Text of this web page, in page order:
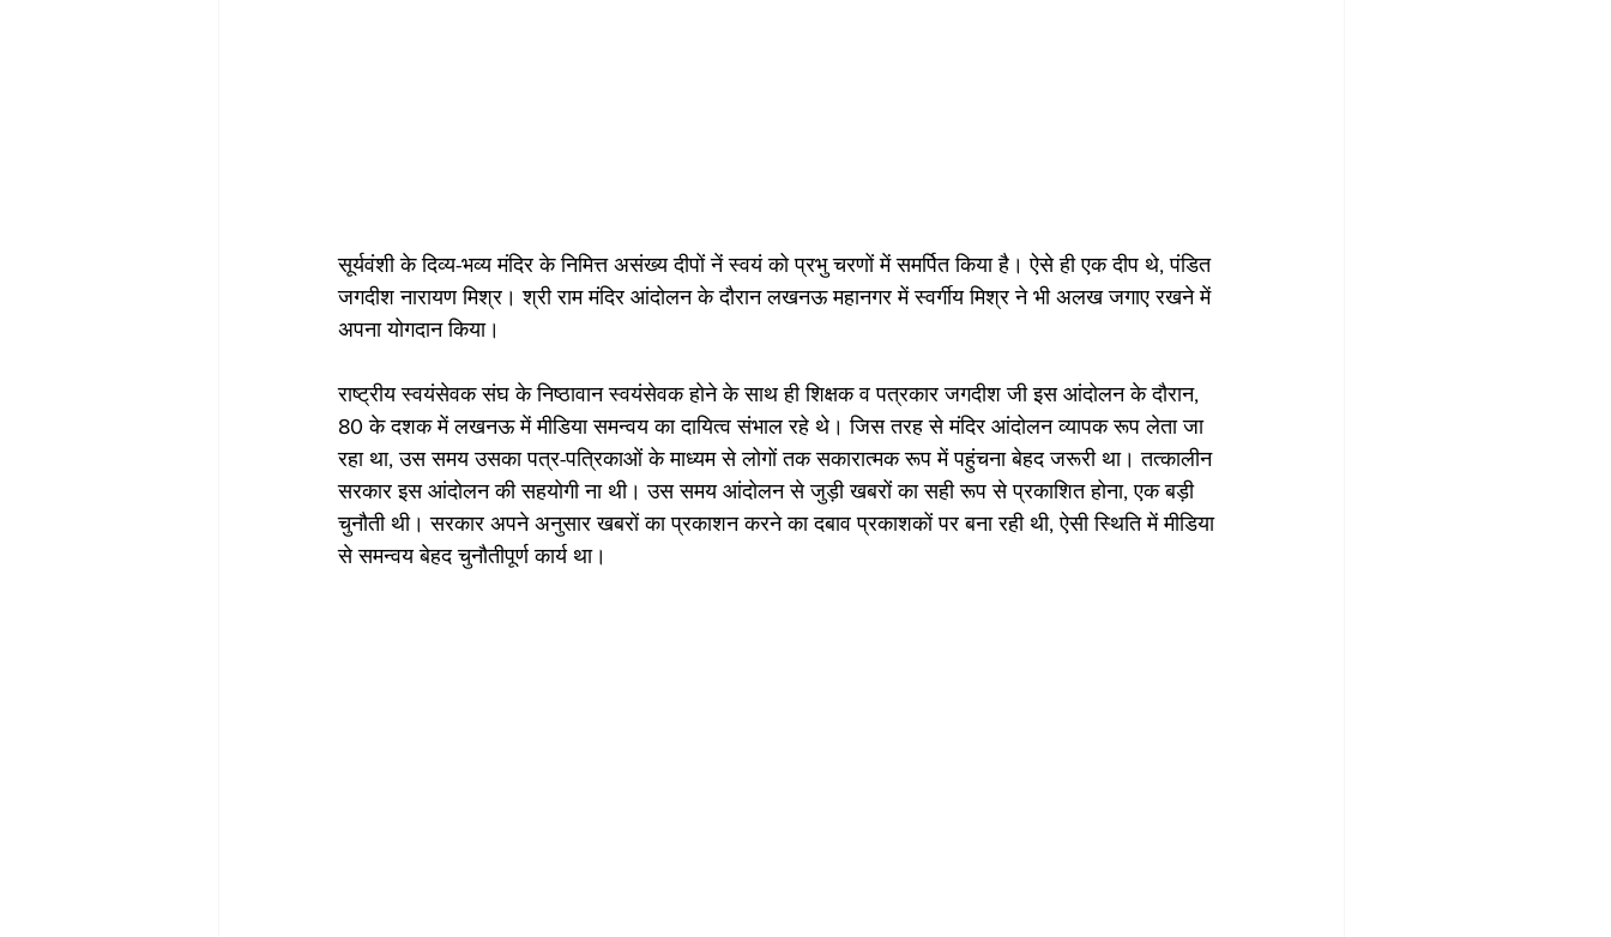
सूर्यवंशी के दिव्य-भव्य मंदिर के निमित्त असंख्य दीपों नें स्वयं को प्रभु चरणों में समर्पित किया है। ऐसे ही एक दीप थे, पंडित
जगदीश नारायण मिश्र। श्री राम मंदिर आंदोलन के दौरान लखनऊ महानगर में स्वर्गीय मिश्र ने भी अलख जगाए रखने में
अपना योगदान किया।
राष्ट्रीय स्वयंसेवक संघ के निष्ठावान स्वयंसेवक होने के साथ ही शिक्षक व पत्रकार जगदीश जी इस आंदोलन के दौरान,
80 के दशक में लखनऊ में मीडिया समन्वय का दायित्व संभाल रहे थे। जिस तरह से मंदिर आंदोलन व्यापक रूप लेता जा
रहा था, उस समय उसका पत्र-पत्रिकाओं के माध्यम से लोगों तक सकारात्मक रूप में पहुंचना बेहद जरूरी था। तत्कालीन
सरकार इस आंदोलन की सहयोगी ना थी। उस समय आंदोलन से जुड़ी खबरों का सही रूप से प्रकाशित होना, एक बड़ी
चुनौती थी। सरकार अपने अनुसार खबरों का प्रकाशन करने का दबाव प्रकाशकों पर बना रही थी, ऐसी स्थिति में मीडिया
से समन्वय बेहद चुनौतीपूर्ण कार्य था।